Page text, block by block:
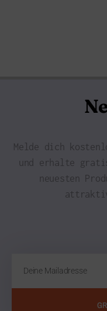
Melde dich
und erhalte
neuesten